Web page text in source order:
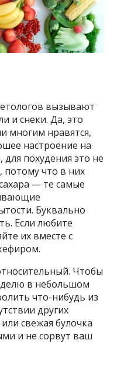
вызывают
и снеки. Да, это
многим нравятся,
настроение на
похудения это не
что в них
— те самые
Буквально
Если любите
их вместе с
Чтобы
в небольшом
что-нибудь из
других
свежая булочка
и не сорвут ваш